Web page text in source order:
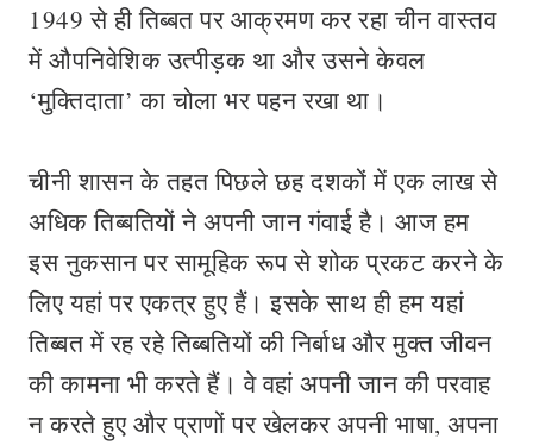
1949 से ही तिब्बत पर आक्रमण कर रहा चीन वास्तव
में औपनिवेशिक उत्पीड़क था और उसने केवल
‘मुक्तिदाता’ का चोला भर पहन रखा था।
चीनी शासन के तहत पिछले छह दशकों में एक लाख से
अधिक तिब्बतियों ने अपनी जान गंवाई है। आज हम
इस नुकसान पर सामूहिक रूप से शोक प्रकट करने के
लिए यहां पर एकत्र हुए हैं। इसके साथ ही हम यहां
तिब्बत में रह रहे तिब्बतियों की निर्बाध और मुक्त जीवन
की कामना भी करते हैं। वे वहां अपनी जान की परवाह
न करते हुए और प्राणों पर खेलकर अपनी भाषा, अपना